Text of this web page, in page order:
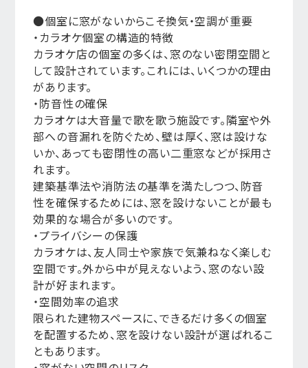
●個室に窓がないからこそ換気・空調が重要
・カラオケ個室の構造的特徴
カラオケ店の個室の多くは、窓のない密閉空間と
して設計されています。これには、いくつかの理由
があります。
・防音性の確保
カラオケは大音量で歌を歌う施設です。隣室や外
部への音漏れを防ぐため、壁は厚く、窓は設けな
いか、あっても密閉性の高い二重窓などが採用さ
れます。
建築基準法や消防法の基準を満たしつつ、防音
性を確保するためには、窓を設けないことが最も
効果的な場合が多いのです。
・プライバシーの保護
カラオケは、友人同士や家族で気兼ねなく楽しむ
空間です。外から中が見えないよう、窓のない設
計が好まれます。
・空間効率の追求
限られた建物スペースに、できるだけ多くの個室
を配置するため、窓を設けない設計が選ばれるこ
ともあります。